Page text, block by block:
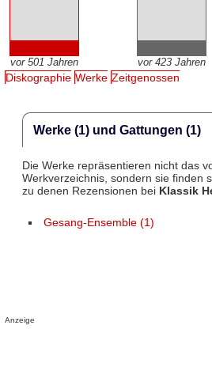
vor 501 Jahren vor 423 Jahren
Diskographie Werke Zeitgenossen
Werke (1) und Gattungen (1)
Die Werke repräsentieren nicht das
Werkverzeichnis, sondern sie finden
zu denen Rezensionen bei Klassik
Gesang-Ensemble (1)
Anzeige